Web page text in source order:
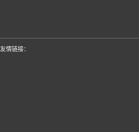
友情链接：